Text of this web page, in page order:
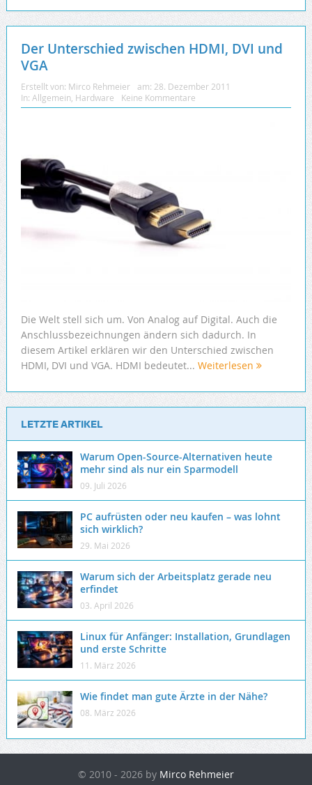
Der Unterschied zwischen HDMI, DVI und
VGA
Erstellt von: Mirco Rehmeier am: 28. Dezember 2011
In: Allgemein Hardware Keine Kommentare
Die Welt stell sich um. Von Analog auf Digital. Auch die
Anschlussbezeichnungen ändern sich dadurch. In
diesem Artikel erklären wir den Unterschied zwischen
HDMI, DVI und VGA. HDMI bedeutet... Weiterlesen
LETZTE ARTIKEL
Warum Open-Source-Alternativen heute
mehr sind als nur ein Sparmodell
09. Juli 2026
PC aufrüsten oder neu kaufen – was lohnt
sich wirklich?
29. Mai 2026
Warum sich der Arbeitsplatz gerade neu
erfindet
03. April 2026
Linux für Anfänger: Installation, Grundlagen
und erste Schritte
11. März 2026
Wie findet man gute Ärzte in der Nähe?
08. März 2026
© 2010 - 2026 by Mirco Rehmeier